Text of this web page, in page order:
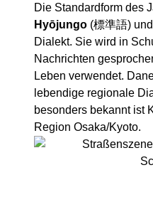
Die Standardform des
Hyōjungo (標準語)
Dialekt. Sie wird in
Nachrichten
Leben verwendet.
lebendige regionale
besonders bekannt ist
Region Osaka/Kyoto.